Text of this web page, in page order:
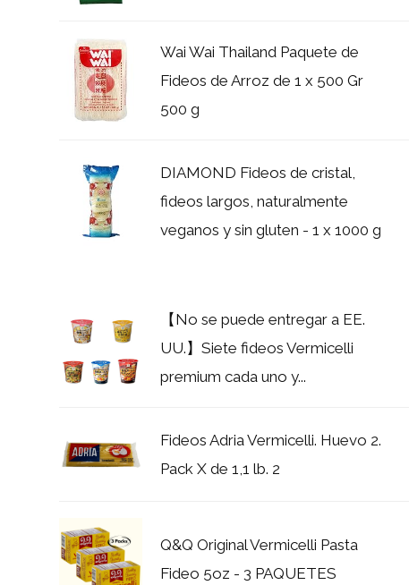
Wai Wai Thailand Paquete de
Fideos de Arroz de 1 x 500 Gr
500 g
DIAMOND Fideos de cristal,
fideos largos, naturalmente
veganos y sin gluten - 1 x 1000 g
【No se puede entregar a EE.
UU.】Siete fideos Vermicelli
premium cada uno y...
Fideos Adria Vermicelli. Huevo 2.
Pack X de 1,1 lb. 2
Q&Q Original Vermicelli Pasta
Fideo 5oz - 3 PAQUETES